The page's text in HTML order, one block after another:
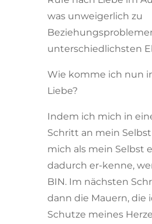
was unweigerlich zu
unterschiedlichsten
Wie komme ich nun
Liebe?
Indem ich mich in
Schritt an mein
mich als mein Selbst
dadurch er-kenne,
BIN. Im nächsten
dann die Mauern, die
Schutze meines